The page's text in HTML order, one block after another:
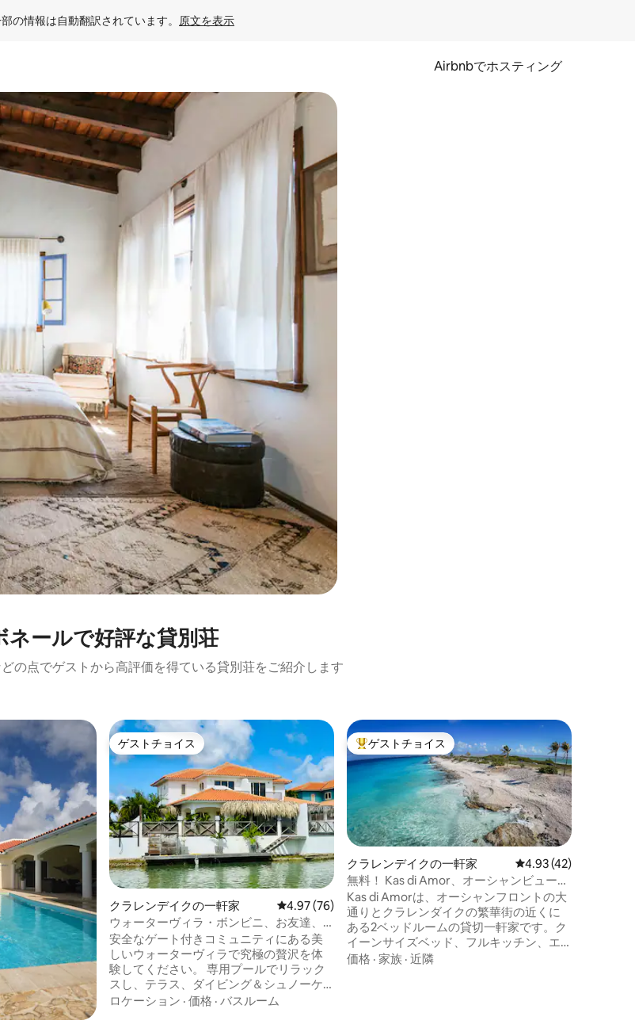
の情報は自動翻訳されています。 原文を表示
Airbnbでホスティング
をタッチまたはスワイプして検索結果を確認することができます。
ネールで好評な貸別荘
の点でゲストから高評価を得ている貸別荘をご紹介します
評価
ゲストチョイス
ゲストチョイス
クラレンデイクの一軒家 レビュー76件、5つ星中4.97つ星の平均評価
4.97 (76)
ウォーターヴィラ・ボンビニ、お友達、
ご家族、ダイバーの皆様！
安全なゲート付きコミュニティにある美
しいウォーターヴィラで究極の贅沢を体
験してください。 専用プールでリラック
スし、テラス、ダイビング＆シュノーケ
リング用のすすぎ場を備えた緑豊かな庭
ロケーション · 価格 · バスルーム
大好評のゲストチョイスです。
ゲストチョイス
クラレンデイクの一軒家 レビュー42件、5つ
4.93 (42)
無料！ Kas di Amor、オーシャンビュー、
ダウンタウンまで徒歩
Kas di Amorは、オーシャンフロントの大
通りとクラレンダイクの繁華街の近くに
ある2ベッドルームの貸切一軒家です。ク
イーンサイズベッド、フルキッチン、エ
アコン、シーリングファン、プライベー
価格 · 家族 · 近隣